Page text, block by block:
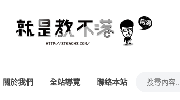
關於我們 全站導覽 聯絡本站